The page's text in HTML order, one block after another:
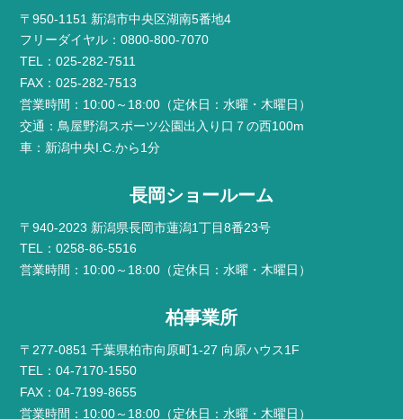
〒950-1151 新潟市中央区湖南5番地4
フリーダイヤル：0800-800-7070
TEL：025-282-7511
FAX：025-282-7513
営業時間：10:00～18:00（定休日：水曜・木曜日）
交通：鳥屋野潟スポーツ公園出入り口７の西100m
車：新潟中央I.C.から1分
長岡ショールーム
〒940-2023 新潟県長岡市蓮潟1丁目8番23号
TEL：0258-86-5516
営業時間：10:00～18:00（定休日：水曜・木曜日）
柏事業所
〒277-0851 千葉県柏市向原町1-27 向原ハウス1F
TEL：04-7170-1550
FAX：04-7199-8655
営業時間：10:00～18:00（定休日：水曜・木曜日）